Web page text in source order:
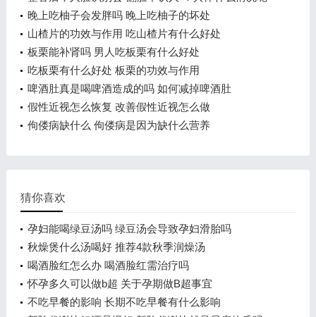
晚上吃柚子会发胖吗 晚上吃柚子的坏处
山楂片的功效与作用 吃山楂片有什么好处
板栗能补肾吗 男人吃板栗有什么好处
吃板栗有什么好处 板栗的功效与作用
啤酒肚真是喝啤酒造成的吗 如何减掉啤酒肚
假性近视怎么恢复 改善假性近视怎么做
佝偻病缺什么 佝偻病是因为缺什么营养
猜你喜欢
孕妇能喝绿豆汤吗 绿豆汤会导致孕妇滑胎吗
秋燥煲什么汤喝好 推荐4款秋季润燥汤
喝酒脸红怎么办 喝酒脸红需治疗吗
怀孕多久可以做b超 关于孕期做B超事宜
不吃早餐的影响 长期不吃早餐有什么影响